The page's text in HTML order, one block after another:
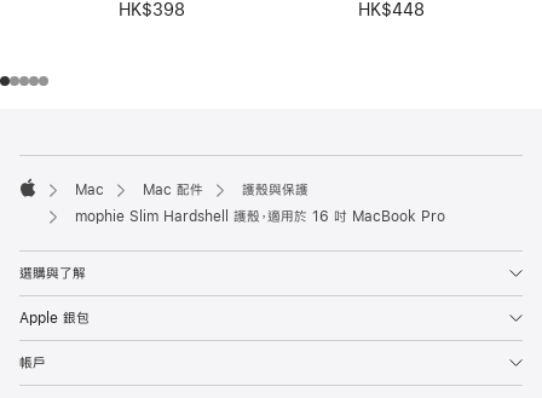
HK$398 HK$448
腳
Apple
Mac Mac 配件
護殼與保護
mophie Slim Hardshell 護殼，適用於 16 吋 MacBook Pro
選購與了解
Apple 銀包
帳戶